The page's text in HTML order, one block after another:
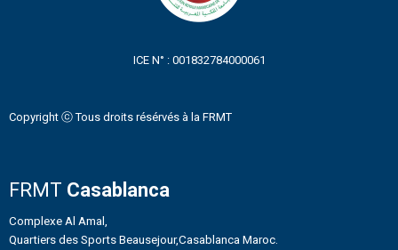
ICE N° : 001832784000061
Copyright ⓒ Tous droits résérvés à la FRMT
FRMT Casablanca
Complexe Al Amal,
Quartiers des Sports Beausejour,Casablanca Maroc.